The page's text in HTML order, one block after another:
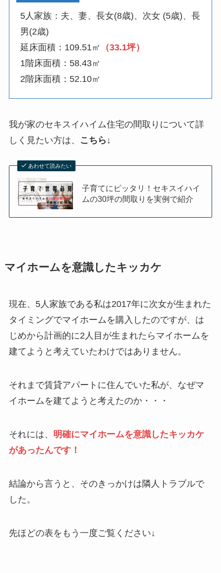
5人家族：夫、妻、長女(8歳)、次女 (5歳)、長
男(2歳)
延床面積：109.51㎡
（33.1坪）
1階床面積：58.43㎡
2階床面積：52.10㎡
我が家のセキスイハイム住宅の間取りについて詳
しく見たい方は、
こちら↓
あわせて読みたい
子育てにピッタリ！セキスイハイ
ムの30坪の間取りを実例で紹介
マイホームを意識したキッカケ
現在、5人家族である私は2017年に次女が生まれた
タイミングでマイホームを購入したのですが、は
じめから計画的に2人目が生まれたらマイホームを
建てようと考えていたわけではありません。
それまで賃貸アパートに住んでいた私が、なぜマ
イホームを建てようと考えたのか・・・
それには、 明確にマイホームを意識したキッカケ
があったんです！
結論から言うと、そのきっかけは隣人トラブルで
した。
先ほどの表をもう一度ご覧ください↓